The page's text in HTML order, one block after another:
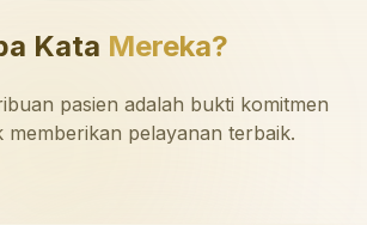
Kata Mereka?
pasien adalah bukti komitmen
memberikan pelayanan terbaik.